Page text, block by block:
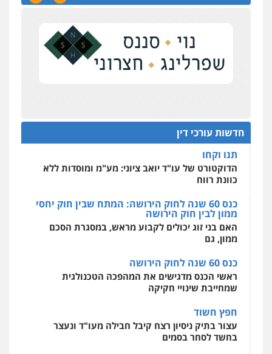
ניר קידר – צלם
0504578527
אחסון אתרים
מקצועיים לעורכי דין
מרכז התחלה חדשה
אסירים עבירות מין שירותים מקצועיים
לעורכי דין
חדשות עורכי דין
נכס בכפר קאסם
על סדר היום
כנס תביעות ייצוגיות: הדילמה בין זכויות צרכנים
להגנה על עסקים קטנים
תנו וקחו
הדוקטורט של עו"ד יואב ציוני: מע"מ ומוסדות ללא
כוונת רווח
כנס 60 שנה לחוק הירושה: המתח שבין חוק יחסי
ממון לבין חוק הירושה
האם בני זוג יכולים לקבוע מראש, במסגרת הסכם
ממון, גם
כנס 60 שנה לחוק הירושה
ראשי הכנס מדגישים את המהפכה הטכנולגית
שמחייבת שינויי חקיקה
חפץ חשוד
עצור בתיק ניסיון רצח קיבל חבילה מעו"ד ונעצר
בחשד לסחר בסמים